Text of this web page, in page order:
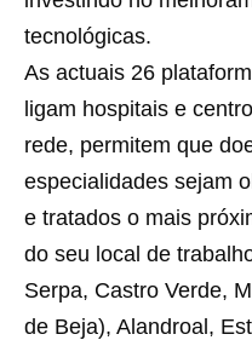
tecnológicas.
As actuais 26
ligam hospitais e
rede, permitem que
especialidades sejam
e tratados o mais
do seu local de
Serpa, Castro Verde,
de Beja), Alandroal,